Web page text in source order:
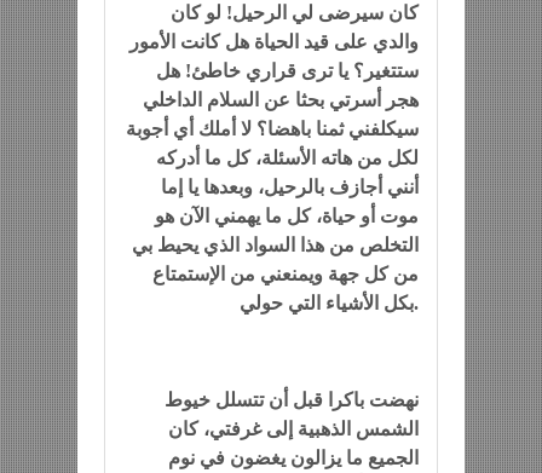
كان سيرضى لي الرحيل! لو كان
والدي على قيد الحياة هل كانت الأمور
ستتغير؟ يا ترى قراري خاطئ! هل
هجر أسرتي بحثا عن السلام الداخلي
سيكلفني ثمنا باهضا؟ لا أملك أي أجوبة
لكل من هاته الأسئلة، كل ما أدركه
أنني أجازف بالرحيل، وبعدها يا إما
موت أو حياة، كل ما يهمني الآن هو
التخلص من هذا السواد الذي يحيط بي
من كل جهة ويمنعني من الإستمتاع
بكل الأشياء التي حولي.
نهضت باكرا قبل أن تتسلل خيوط
الشمس الذهبية إلى غرفتي، كان
الجميع ما يزالون يغضون في نوم